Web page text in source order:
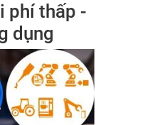
phí thấp -
dụng